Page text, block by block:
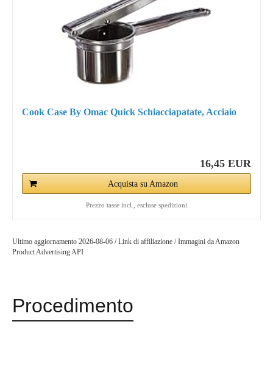
Cook Case By Omac Quick Schiacciapatate, Acciaio
16,45 EUR
Acquista su Amazon
Prezzo tasse incl., escluse spedizioni
Ultimo aggiornamento 2026-08-06 / Link di affiliazione / Immagini da Amazon
Product Advertising API
Procedimento